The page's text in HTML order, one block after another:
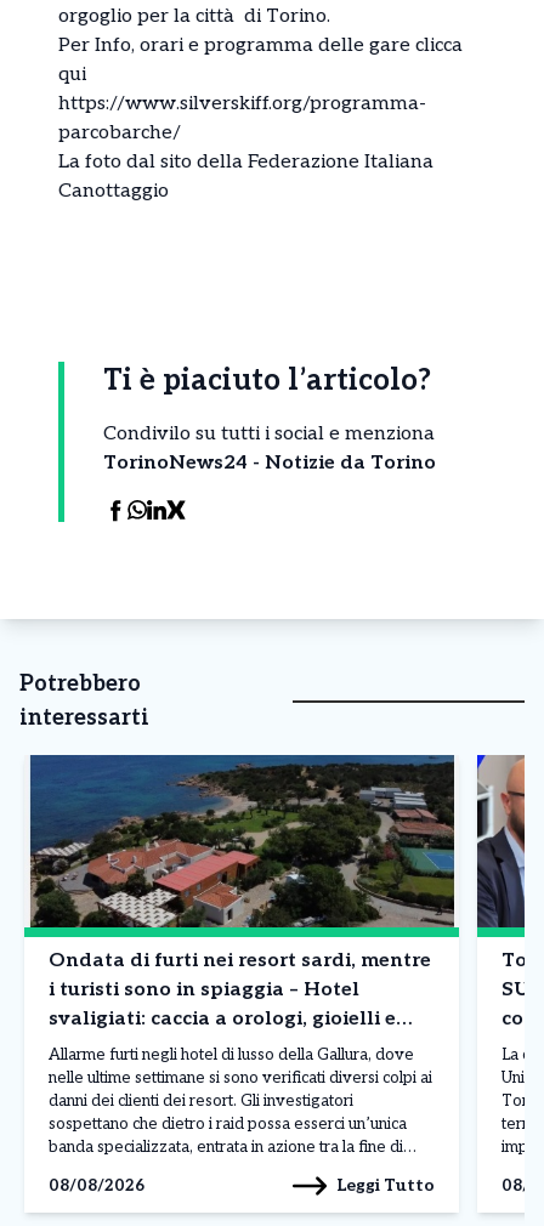
orgoglio per la città di Torino.
Per Info, orari e programma delle gare clicca
qui
https://www.silverskiff.org/programma-
parcobarche/
La foto dal sito della Federazione Italiana
Canottaggio
Ti è piaciuto l’articolo?
Condivilo su tutti i social e menziona
TorinoNews24 - Notizie da Torino
Potrebbero
interessarti
Ondata di furti nei resort sardi, mentre
i turisti sono in spiaggia – Hotel
svaligiati: caccia a orologi, gioielli e
borse
Allarme furti negli hotel di lusso della Gallura, dove
nelle ultime settimane si sono verificati diversi colpi ai
danni dei clienti dei resort. Gli investigatori
sospettano che dietro i raid possa esserci un’unica
banda specializzata, entrata in azione tra la fine di
della costa sarda. L’ultimo […]
08/08/2026 Leggi Tutto
La
08/